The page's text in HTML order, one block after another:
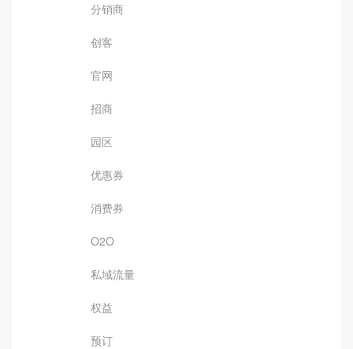
分销商
创客
官网
招商
园区
优惠券
消费券
O2O
私域流量
权益
预订